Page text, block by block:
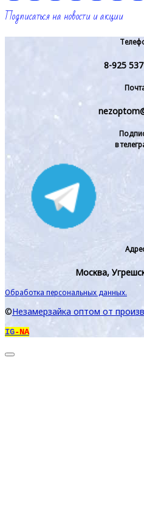
Подписаться на новости и акции
8-925
в
Москва,
Обработка персональных данных.
©Незамерзайка оптом от
IG-NA